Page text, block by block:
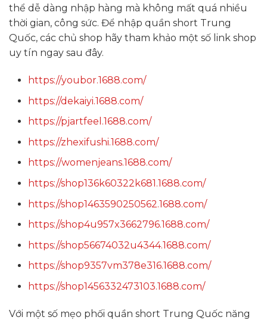
thể dễ dàng nhập hàng mà không mất quá nhiều
thời gian, công sức. Để nhập quần short Trung
Quốc, các chủ shop hãy tham khảo một số link shop
uy tín ngay sau đây.
https://youbor.1688.com/
https://dekaiyi.1688.com/
https://pjartfeel.1688.com/
https://zhexifushi.1688.com/
https://womenjeans.1688.com/
https://shop136k60322k681.1688.com/
https://shop1463590250562.1688.com/
https://shop4u957x3662796.1688.com/
https://shop56674032u4344.1688.com/
https://shop9357vm378e316.1688.com/
https://shop1456332473103.1688.com/
Với một số mẹo phối quần short Trung Quốc năng